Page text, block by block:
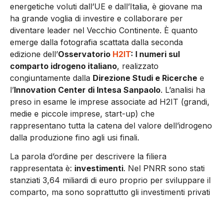
energetiche voluti dall’UE e dall’Italia, è giovane ma
ha grande voglia di investire e collaborare per
diventare leader nel Vecchio Continente. È quanto
emerge dalla fotografia scattata dalla seconda
edizione dell’Osservatorio H2IT: I numeri sul
comparto idrogeno italiano, realizzato
congiuntamente dalla Direzione Studi e Ricerche e
l’Innovation Center di Intesa Sanpaolo. L’analisi ha
preso in esame le imprese associate ad H2IT (grandi,
medie e piccole imprese, start-up) che
rappresentano tutta la catena del valore dell’idrogeno
dalla produzione fino agli usi finali.
La parola d’ordine per descrivere la filiera
rappresentata è: investimenti. Nel PNRR sono stati
stanziati 3,64 miliardi di euro proprio per sviluppare il
comparto, ma sono soprattutto gli investimenti privati